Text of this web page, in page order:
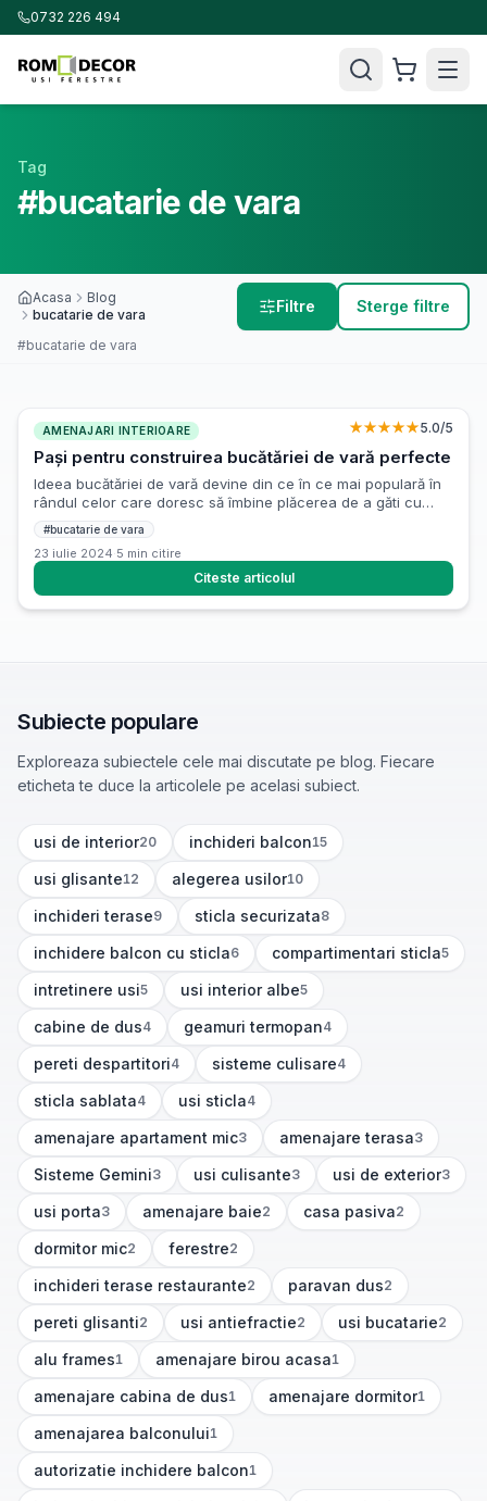
0732 226 494
Tag
#bucatarie de vara
Acasa
Blog
bucatarie de vara
Filtre Sterge filtre
#bucatarie de vara
AMENAJARI INTERIOARE ★★★★★5.0/5
Pași pentru construirea bucătăriei de vară perfecte
Ideea bucătăriei de vară devine din ce în ce mai populară în
rândul celor care doresc să îmbine plăcerea de a găti cu
bucuria de a petrece timp în aer liber. În acest ghid, vom
explora pașii esențiali pentru construirea și amenajarea
bucătăriei de vară, precum și soluția care ne permite să ne
#bucatarie de vara
23 iulie 2024·5 min citire
Citeste articolul
Subiecte populare
Exploreaza subiectele cele mai discutate pe blog. Fiecare
eticheta te duce la articolele pe acelasi subiect.
usi de interior
(20 articole) 20 inchideri balcon
(15articole) 15
usi glisante
(12articole)12 alegerea usilor
(10articole) 10
inchideri terase
(9articole) 9 sticla securizata
(8articole) 8
inchidere balcon cu sticla
(6articole) 6 compartimentari sticla
(5articole) 5
intretinere usi
(5articole) 5 usi interior albe
(5articole) 5
cabine de dus
(4articole) 4 geamuri termopan
(4articole) 4
pereti despartitori
(4articole) 4 sisteme culisare
(4articole) 4
sticla sablata
(4articole) 4 usi sticla
(4articole)
4
amenajare apartament mic
(3articole) 3 amenajare terasa
(3articole) 3
Sisteme Gemini
(3articole) 3 usi culisante
(3articole) 3 usi de exterior
(3articole) 3
usi porta
(3articole)
3 amenajare baie
(2articole) 2 casa pasiva
(2articole) 2
dormitor mic
(2articole) 2 ferestre
(2articole)
2
inchideri terase restaurante
(2articole) 2 paravan dus
(2articole) 2
pereti glisanti
(2articole) 2 usi antiefractie
(2articole) 2 usi bucatarie
(2articole) 2
alu frames
(1articole) 1 amenajare birou acasa
(1articole) 1
amenajare cabina de dus
(1articole) 1 amenajare dormitor
(1articole) 1
amenajarea balconului
(1articole) 1
autorizatie inchidere balcon
(1articole) 1